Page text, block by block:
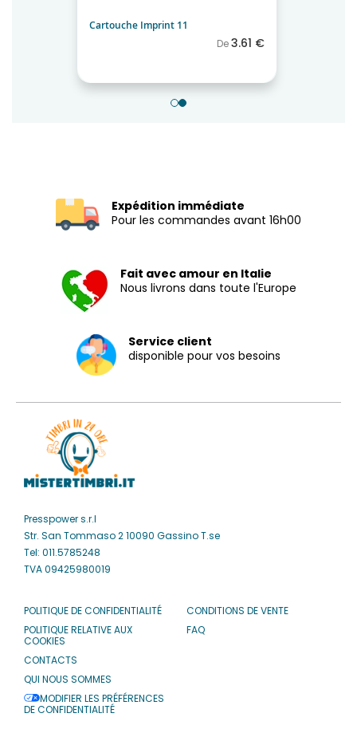
Caoutchouc 38x14mm
8.00 €
Expédition immédiate
Pour les commandes avant 16h00
Fait avec amour en Italie
Nous livrons dans toute l'Europe
Service client
disponible pour vos besoins
Presspower s.r.l
Str. San Tommaso 2 10090 Gassino T.se
Tel: 011.5785248
TVA 09425980019
POLITIQUE DE CONFIDENTIALITÉ
POLITIQUE RELATIVE AUX
COOKIES
CONTACTS
QUI NOUS SOMMES
MODIFIER LES PRÉFÉRENCES
DE CONFIDENTIALITÉ
CONDITIONS DE VENTE
FAQ